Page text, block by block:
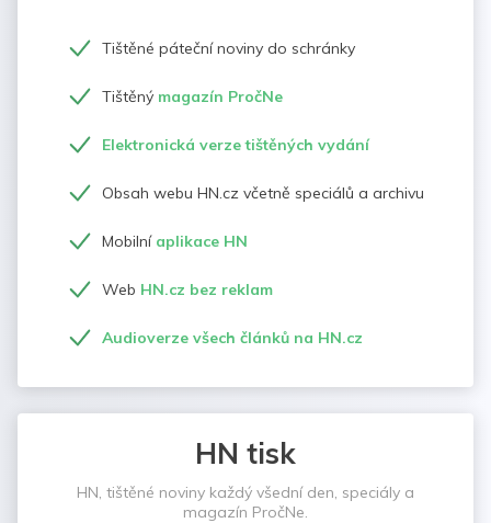
Tištěné páteční noviny do schránky
Tištěný magazín PročNe
Elektronická verze tištěných vydání
Obsah webu HN.cz včetně speciálů a archivu
Mobilní aplikace HN
Web HN.cz bez reklam
Audioverze všech článků na HN.cz
HN tisk
HN, tištěné noviny každý všední den, speciály a
magazín PročNe.